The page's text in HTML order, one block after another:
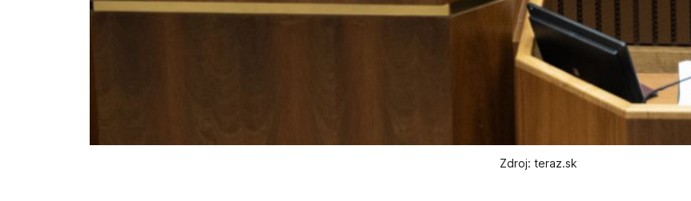
Zdroj: teraz.sk